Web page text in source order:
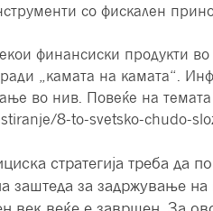
со фискален
финансиски продукти
„камата на камата“.
во нив. Повеќе на темата
8-to-svetsko-chudo-
стратегија треба да
заштеда за задржување